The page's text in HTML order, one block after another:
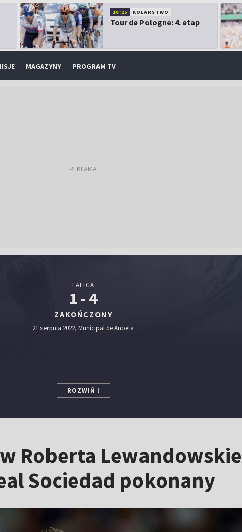
10:25 KOLARSTWO
Tour de Pologne: 4. etap
MAGAZYNY PROGRAM TV
LALIGA
1 - 4
ZAKOŃCZONY
21 sierpnia 2022, Municipal de Anoeta
ROZWIŃ
Roberta
Sociedad pokonany